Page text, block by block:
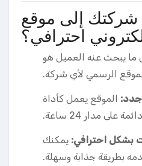
شركتك إلى موقع
احترافي؟
ما يبحث عنه العميل هو
الرسمي لأي شركة.
جدد: الموقع يعمل كأداة
على مدار 24 ساعة.
بشكل احترافي: يمكنك
بطريقة جذابة وسهلة.